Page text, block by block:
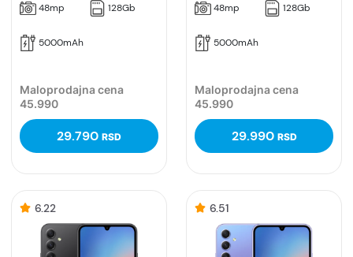
48mp 128Gb
5000mAh
Maloprodajna cena
45.990
29.790 RSD
48mp 128Gb
5000mAh
Maloprodajna cena
45.990
29.990 RSD
6.22 6.51